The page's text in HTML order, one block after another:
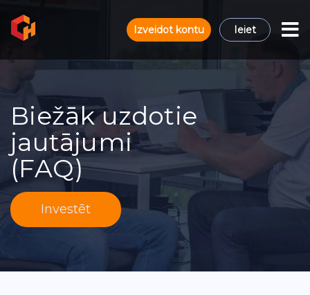
Izveidot kontu Ieiet
Biežāk uzdotie
jautājumi
(FAQ)
Investēt